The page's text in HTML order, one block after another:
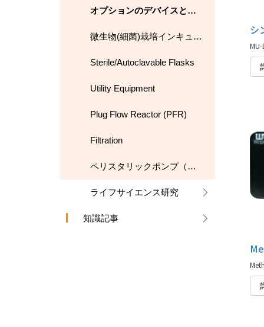
オプションのデバイスとアクセサリ
微生物(細菌)栽培インキュベーター
Sterile/Autoclavable Flasks
Utility Equipment
Plug Flow Reactor (PFR)
Filtration
ペリスタリックポンプ（蠕動ポンプ）
ライフサイエンス研究
知識記事
MU-